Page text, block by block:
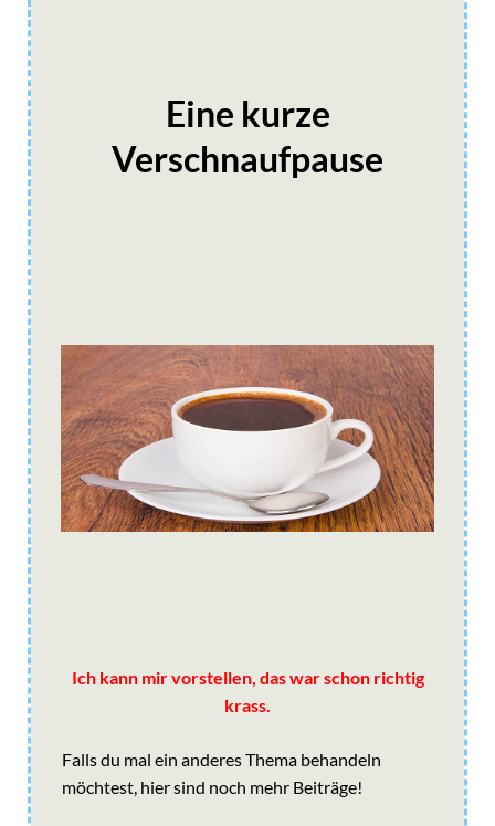
Eine kurze
Verschnaufpause
Ich kann mir vorstellen, das war schon richtig
krass.
Falls du mal ein anderes Thema behandeln
möchtest, hier sind noch mehr Beiträge!